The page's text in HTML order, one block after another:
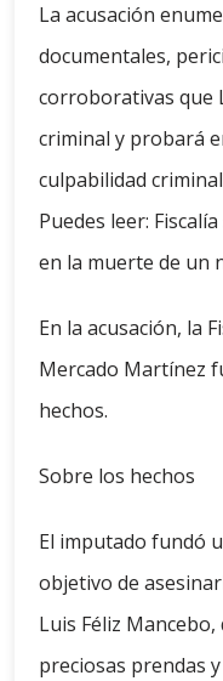
La acusación
documentales,
corroborativas que
criminal y probará
culpabilidad
Puedes leer:
en la muerte de un
En la acusación, la
Mercado Martínez
hechos.
Sobre los hechos
El imputado fundó
objetivo de
Luis Féliz
preciosas prendas